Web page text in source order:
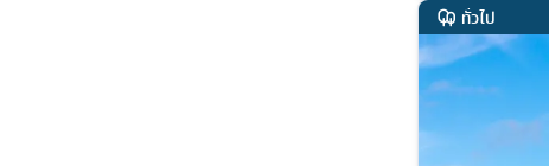
ทั่วไป